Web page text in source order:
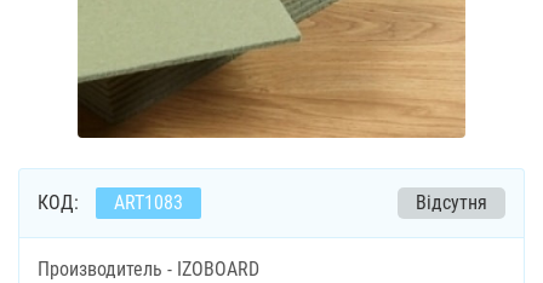
КОД: ART1083 Відсутня
Производитель - IZOBOARD